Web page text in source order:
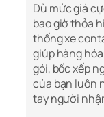
Dù mức giá
bao giờ thỏa
thống xe
giúp hàng
gói, bốc xếp
của bạn luôn
tay người